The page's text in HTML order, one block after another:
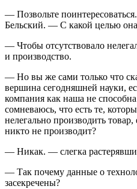
— Позвольте
Бельский. — С какой целью она
— Чтобы отсутствовало
и производство.
— Но вы же сами только что
вершина сегодняшней науки,
компания как наша не
сомневаюсь, что есть те,
нелегально производить
никто не производит?
— Никак. — слегка
— Так почему данные о
засекречены?